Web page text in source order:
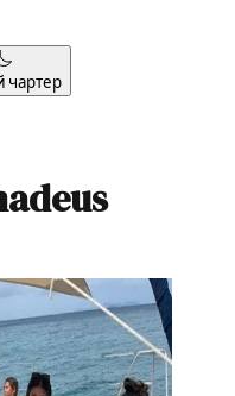
чартер